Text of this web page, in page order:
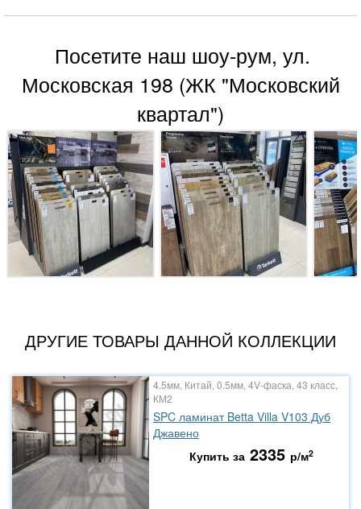
Посетите наш шоу-рум, ул.
Московская 198 (ЖК "Московский
квартал")
ДРУГИЕ ТОВАРЫ ДАННОЙ КОЛЛЕКЦИИ
4.5мм, Китай, 0.5мм, 4V-фаска, 43 класс,
КМ2
SPC ламинат Betta Villa V103 Дуб
Джавено
Купить за 2335 р/м2